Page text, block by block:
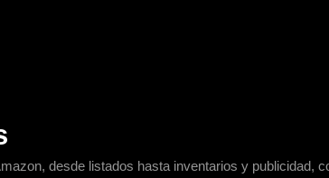
desde listados hasta inventarios y publicidad,